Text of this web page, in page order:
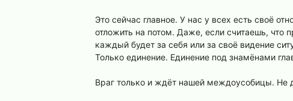
Это сейчас главное. У нас у всех есть своё
отложить на потом. Даже, если считаешь, что
каждый будет за себя или за своё видение
Только единение. Единение под знамёнами
Враг только и ждёт нашей междоусобицы. Не